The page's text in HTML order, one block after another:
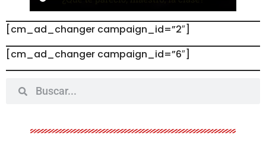
[cm_ad_changer campaign_id=”2″]
[cm_ad_changer campaign_id=”6″]